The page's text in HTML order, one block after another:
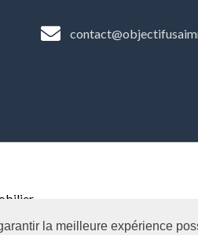
la meilleure expérience